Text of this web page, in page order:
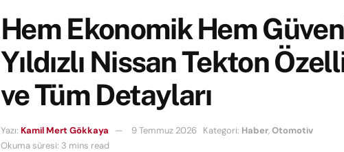
Hem Ekonomik Hem
Yıldızlı Nissan Tekton
ve Tüm Detayları
Yazı: Kamil Mert Gökkaya 9 Temmuz 2026 Kategori: Haber,Otomotiv
Okuma süresi: 3 mins read